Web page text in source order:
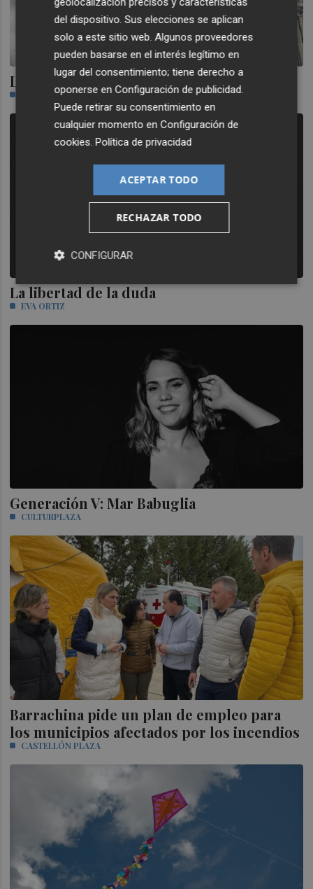
Los chicos raros
JAVIER CARRASCO
La libertad de la duda
EVA ORTIZ
Generación V: Mar Babuglia
CULTURPLAZA
Barrachina pide un plan de empleo para
los municipios afectados por los incendios
CASTELLÓN PLAZA
del dispositivo. Sus elecciones se aplican
solo a este sitio web. Algunos proveedores
pueden basarse en el interés legítimo en
lugar del consentimiento; tiene derecho a
oponerse enConfiguración de publicidad.
Puede retirar su consentimiento en
cualquier momento enConfiguración de
cookies.Política de privacidad
ACEPTAR TODO
RECHAZAR TODO
CONFIGURAR